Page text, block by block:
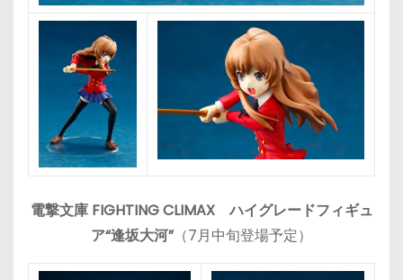
電撃文庫 FIGHTING CLIMAX ハイグレードフィギュ
ア“逢坂大河”（7月中旬登場予定）